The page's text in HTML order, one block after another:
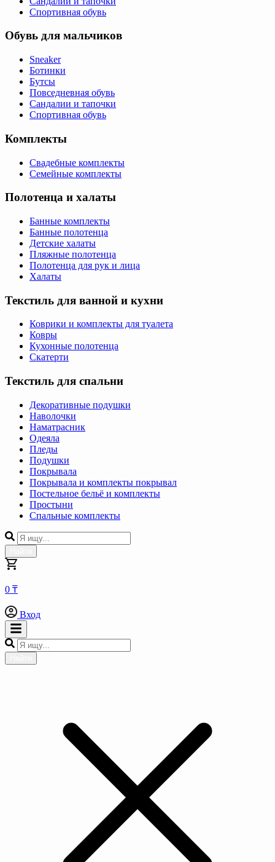
Спортивная обувь
Обувь для мальчиков
Sneaker
Ботинки
Бутсы
Повседневная обувь
Сандалии и тапочки
Спортивная обувь
Комплекты
Свадебные комплекты
Семейные комплекты
Полотенца и халаты
Банные комплекты
Банные полотенца
Детские халаты
Пляжные полотенца
Полотенца для рук и лица
Халаты
Текстиль для ванной и кухни
Коврики и комплекты для туалета
Ковры
Кухонные полотенца
Скатерти
Текстиль для спальни
Декоративные подушки
Наволочки
Наматрасник
Одеяла
Пледы
Подушки
Покрывала
Покрывала и комплекты покрывал
Постельное бельё и комплекты
Простыни
Спальные комплекты
0 ₸
Вход